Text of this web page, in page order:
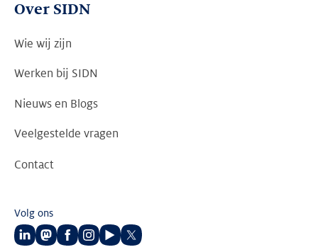
Over SIDN
Wie wij zijn
Werken bij SIDN
Nieuws en Blogs
Veelgestelde vragen
Contact
Volg ons